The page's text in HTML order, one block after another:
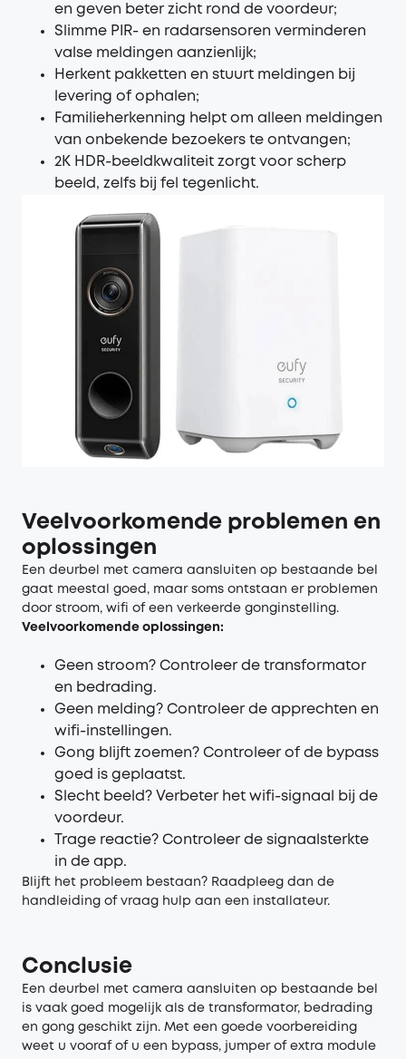
en geven beter zicht rond de voordeur;
Slimme PIR- en radarsensoren verminderen
valse meldingen aanzienlijk;
Herkent pakketten en stuurt meldingen bij
levering of ophalen;
Familieherkenning helpt om alleen meldingen
van onbekende bezoekers te ontvangen;
2K HDR-beeldkwaliteit zorgt voor scherp
beeld, zelfs bij fel tegenlicht.
Veelvoorkomende problemen en
oplossingen
Een deurbel met camera aansluiten op bestaande bel
gaat meestal goed, maar soms ontstaan er problemen
door stroom, wifi of een verkeerde gonginstelling.
Veelvoorkomende oplossingen:
Geen stroom? Controleer de transformator
en bedrading.
Geen melding? Controleer de apprechten en
wifi-instellingen.
Gong blijft zoemen? Controleer of de bypass
goed is geplaatst.
Slecht beeld? Verbeter het wifi-signaal bij de
voordeur.
Trage reactie? Controleer de signaalsterkte
in de app.
Blijft het probleem bestaan? Raadpleeg dan de
handleiding of vraag hulp aan een installateur.
Conclusie
Een deurbel met camera aansluiten op bestaande bel
is vaak goed mogelijk als de transformator, bedrading
en gong geschikt zijn. Met een goede voorbereiding
weet u vooraf of u een bypass, jumper of extra module